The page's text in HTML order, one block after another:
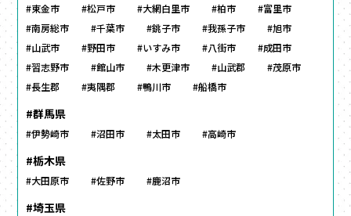
#東金市 #松戸市 #大網白里市 #柏市
#富里市
#南房総市
#千葉市 #銚子市 #我孫子市
#旭市
#山武市
#野田市 #いすみ市 #八街市
#成田市
#習志野市
#館山市 #木更津市 #山武郡
#茂原市
#長生郡
#夷隅郡 #鴨川市 #船橋市
#群馬県
#伊勢崎市 #沼田市 #太田市 #高崎市
#栃木県
#大田原市 #佐野市 #鹿沼市
#埼玉県